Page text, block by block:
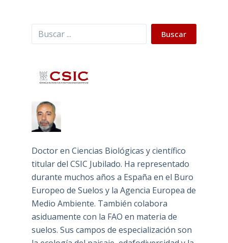
Buscar Buscar
Doctor en Ciencias Biológicas y científico
titular del CSIC Jubilado. Ha representado
durante muchos años a España en el Buro
Europeo de Suelos y la Agencia Europea de
Medio Ambiente. También colabora
asiduamente con la FAO en materia de
suelos. Sus campos de especialización son